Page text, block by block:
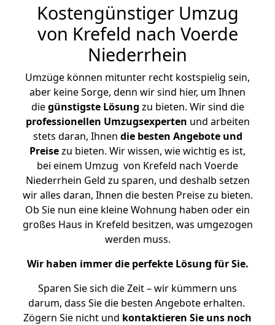
Kostengünstiger Umzug
von Krefeld nach Voerde
Niederrhein
Umzüge können mitunter recht kostspielig sein,
aber keine Sorge, denn wir sind hier, um Ihnen
diegünstigste Lösung zu bieten. Wir sind die
professionellen Umzugsexperten und arbeiten
stets daran, Ihnen die besten Angebote und
Preisezu bieten. Wir wissen, wie wichtig es ist,
bei einem Umzug von Krefeld nach Voerde
Niederrhein Geld zu sparen, und deshalb setzen
wir alles daran, Ihnen die besten Preise zu bieten.
Ob Sie nun eine kleine Wohnung haben oder ein
großes Haus in Krefeld besitzen, was umgezogen
werden muss.
Wir haben immer die perfekte Lösung für Sie.
Sparen Sie sich die Zeit – wir kümmern uns
darum, dass Sie die besten Angebote erhalten.
Zögern Sie nicht und kontaktieren Sie uns noch